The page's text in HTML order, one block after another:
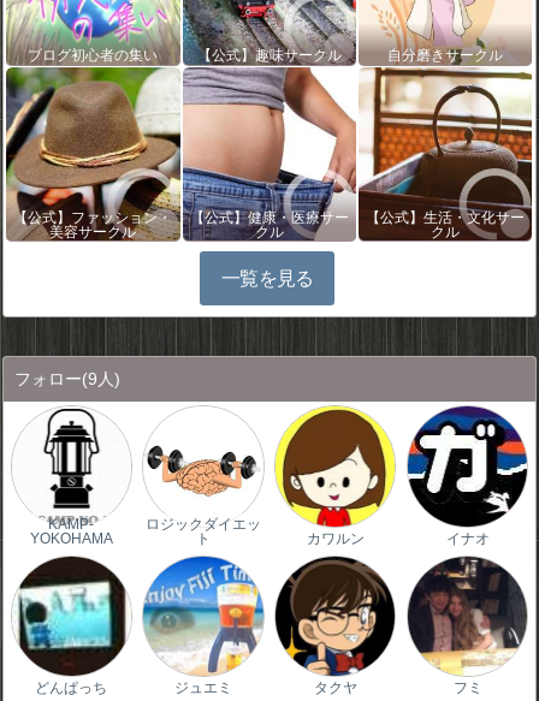
ブログ初心者の集い 【公式】趣味サークル 自分磨きサークル
【公式】ファッション・
美容サークル
【公式】健康・医療サー
クル
【公式】生活・文化サー
クル
一覧を見る
フォロー(9人)
KAMP-
YOKOHAMA
ロジックダイエッ
ト
カワルン イナオ
どんぱっち ジュエミ タクヤ フミ